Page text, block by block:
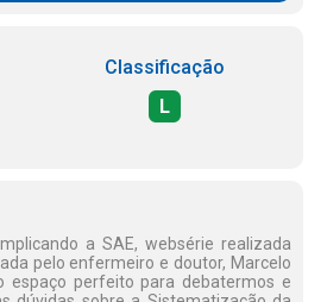
Classificação
L
a SAE, websérie realizada
pelo enfermeiro e doutor, Marcelo
espaço perfeito para debatermos e